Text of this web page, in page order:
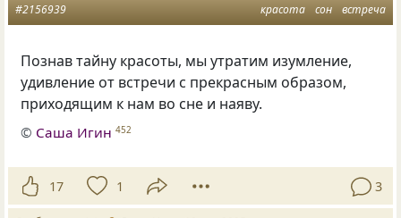
красота сон встреча
#2156939
Познав тайну красоты, мы утратим изумление,
удивление от встречи с прекрасным образом,
приходящим к нам во сне и наяву.
© Саша Игин 452
17 1 3